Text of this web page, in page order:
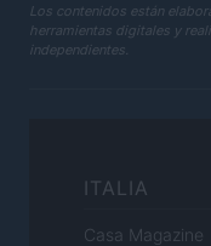
Los contenidos están
herramientas digitales y
independientes.
ITALIA
Casa Magazine